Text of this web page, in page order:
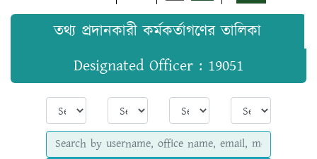
তথ্য প্রদানকারী কর্মকর্তাগণের তালিকা
Designated Officer : 19051